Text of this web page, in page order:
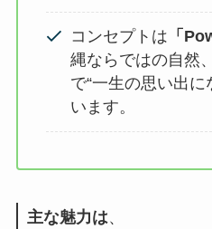
コンセプトは 「
縄ならではの自然
で“一生の思い出に
います。
主な魅力は、